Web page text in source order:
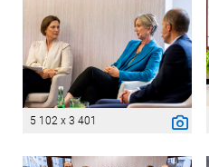
5 102 x 3 401